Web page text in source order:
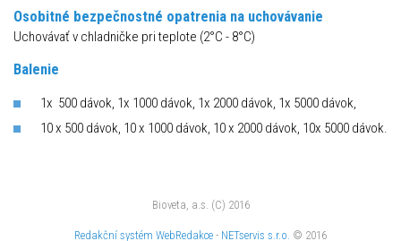
Osobitné bezpečnostné opatrenia na uchovávanie
Uchovávať v chladničke pri teplote (2°C - 8°C)
Balenie
1x 500 dávok, 1x 1000 dávok, 1x 2000 dávok, 1x 5000 dávok,
10 x 500 dávok, 10 x 1000 dávok, 10 x 2000 dávok, 10x 5000 dávok.
Bioveta, a.s. (C) 2016
Redakční systém WebRedakce - NETservis s.r.o. © 2016